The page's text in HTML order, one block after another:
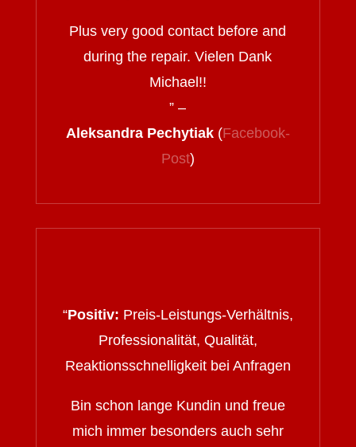
Plus very good contact before and
during the repair. Vielen Dank
Michael!!
” –
Aleksandra Pechytiak(Facebook-
Post)
“Positiv: Preis-Leistungs-Verhältnis,
Professionalität, Qualität,
Reaktionsschnelligkeit bei Anfragen
Bin schon lange Kundin und freue
mich immer besonders auch sehr